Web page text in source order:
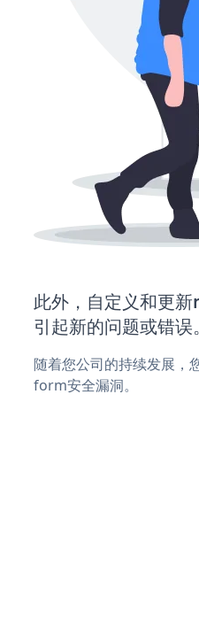
此外，自定义和更
引起新的问题或错误。
随着您公司的持续发展，
form安全漏洞。